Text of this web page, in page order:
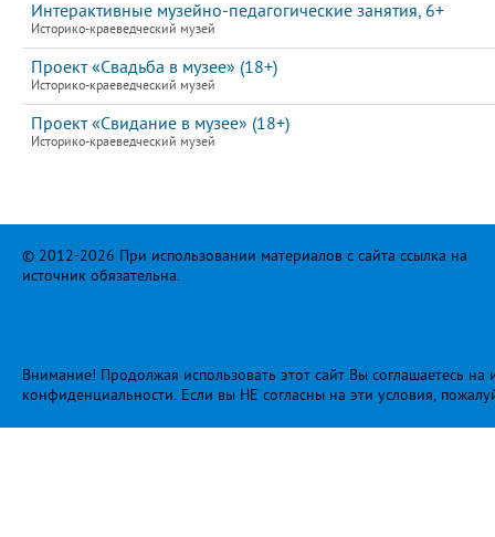
Интерактивные музейно-педагогические занятия, 6+
Историко-краеведческий музей
Проект «Свадьба в музее» (18+)
Историко-краеведческий музей
Проект «Свидание в музее» (18+)
Историко-краеведческий музей
© 2012-2026 При использовании материалов с сайта ссылка на
источник обязательна.
Внимание! Продолжая использовать этот сайт Вы соглашаетесь
конфиденциальности. Если вы НЕ согласны на эти условия,